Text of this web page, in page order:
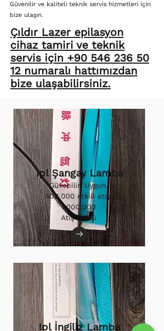
Güvenilir ve kaliteli teknik servis hizmetleri için
bize ulaşın.
Çıldır Lazer epilasyon
cihaz tamiri ve teknik
servis için +90 546 236 50
12 numaralı hattımızdan
bize ulaşabilirsiniz.
Ipl Şangay Lamba
Güvenilir, Uygun,
500.000 etkili atış.
1.000.000
Atış Ömrü
Ipl İngiliz Lamba